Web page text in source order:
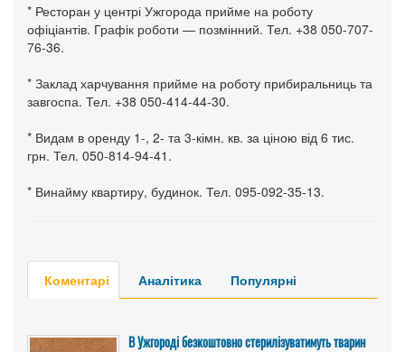
* Ресторан у центрі Ужгорода прийме на роботу
офіціантів. Графік роботи — позмінний. Тел. +38 050-707-
76-36.
* Заклад харчування прийме на роботу прибиральниць та
завгоспа. Тел. +38 050-414-44-30.
* Видам в оренду 1-, 2- та 3-кімн. кв. за ціною від 6 тис.
грн. Тел. 050-814-94-41.
* Винайму квартиру, будинок. Тел. 095-092-35-13.
Коментарі Аналітика Популярні
В Ужгороді безкоштовно стерилізуватимуть тварин